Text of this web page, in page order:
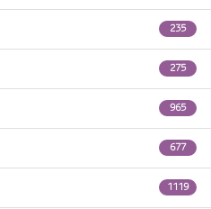
235
275
965
677
1119